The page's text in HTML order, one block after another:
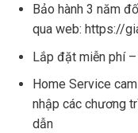
Bảo hành 3 năm
qua web: https://
Lắp đặt miễn phí
Home Service
nhập các chương
dẫn